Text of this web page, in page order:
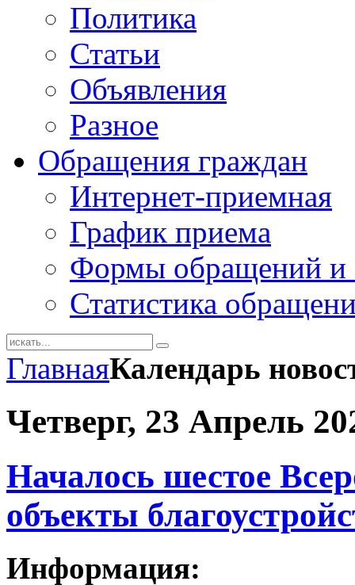
Политика
Статьи
Объявления
Разное
Обращения граждан
Интернет-приемная
График приема
Формы обращений и
Статистика
ГлавнаяКалендарь
Четверг, 23 Апрель
Началось шестое
объекты
Информация: